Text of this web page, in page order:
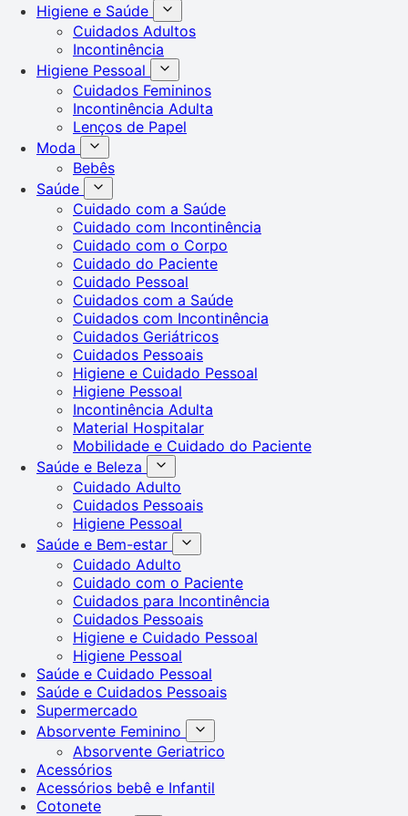
Higiene e Saúde
Cuidados Adultos
Incontinência
Higiene Pessoal
Cuidados Femininos
Incontinência Adulta
Lenços de Papel
Moda
Bebês
Saúde
Cuidado com a Saúde
Cuidado com Incontinência
Cuidado com o Corpo
Cuidado do Paciente
Cuidado Pessoal
Cuidados com a Saúde
Cuidados com Incontinência
Cuidados Geriátricos
Cuidados Pessoais
Higiene e Cuidado Pessoal
Higiene Pessoal
Incontinência Adulta
Material Hospitalar
Mobilidade e Cuidado do Paciente
Saúde e Beleza
Cuidado Adulto
Cuidados Pessoais
Higiene Pessoal
Saúde e Bem-estar
Cuidado Adulto
Cuidado com o Paciente
Cuidados para Incontinência
Cuidados Pessoais
Higiene e Cuidado Pessoal
Higiene Pessoal
Saúde e Cuidado Pessoal
Saúde e Cuidados Pessoais
Supermercado
Absorvente Feminino
Absorvente Geriatrico
Acessórios
Acessórios bebê e Infantil
Cotonete